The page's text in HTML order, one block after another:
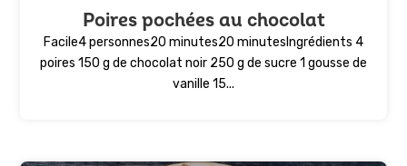
Poires pochées au chocolat
Facile4 personnes20 minutes20 minutesIngrédients 4
poires 150 g de chocolat noir 250 g de sucre 1 gousse de
vanille 15...